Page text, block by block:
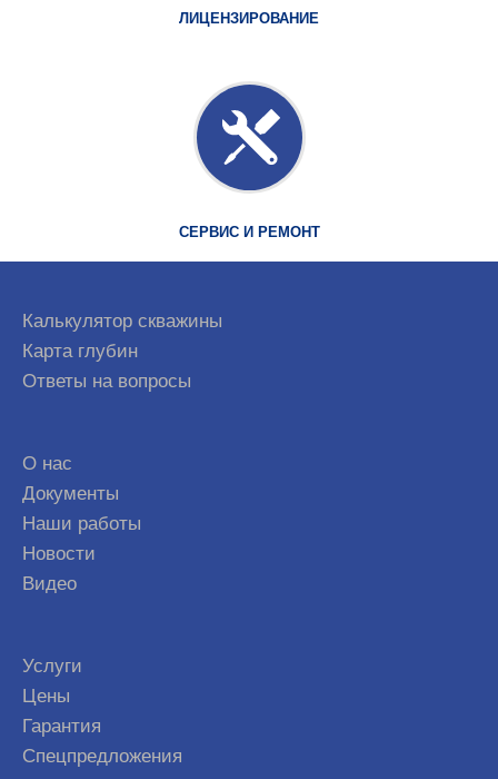
ЛИЦЕНЗИРОВАНИЕ
СЕРВИС И РЕМОНТ
Калькулятор скважины
Карта глубин
Ответы на вопросы
О нас
Документы
Наши работы
Новости
Видео
Услуги
Цены
Гарантия
Спецпредложения